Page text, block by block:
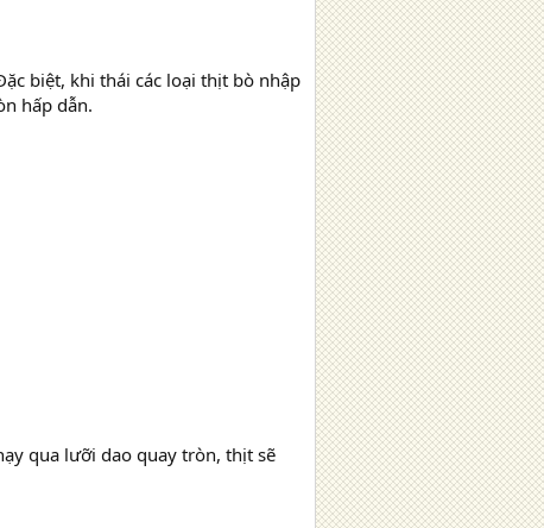
biệt, khi thái các loại thịt bò nhập
hấp dẫn.
qua lưỡi dao quay tròn, thịt sẽ